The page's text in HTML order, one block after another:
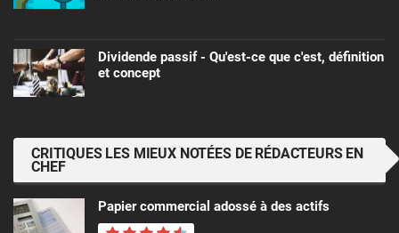
Dividende passif - Qu'est-ce que c'est, définition
et concept
CRITIQUES LES MIEUX NOTÉES DE RÉDACTEURS EN
CHEF
Papier commercial adossé à des actifs